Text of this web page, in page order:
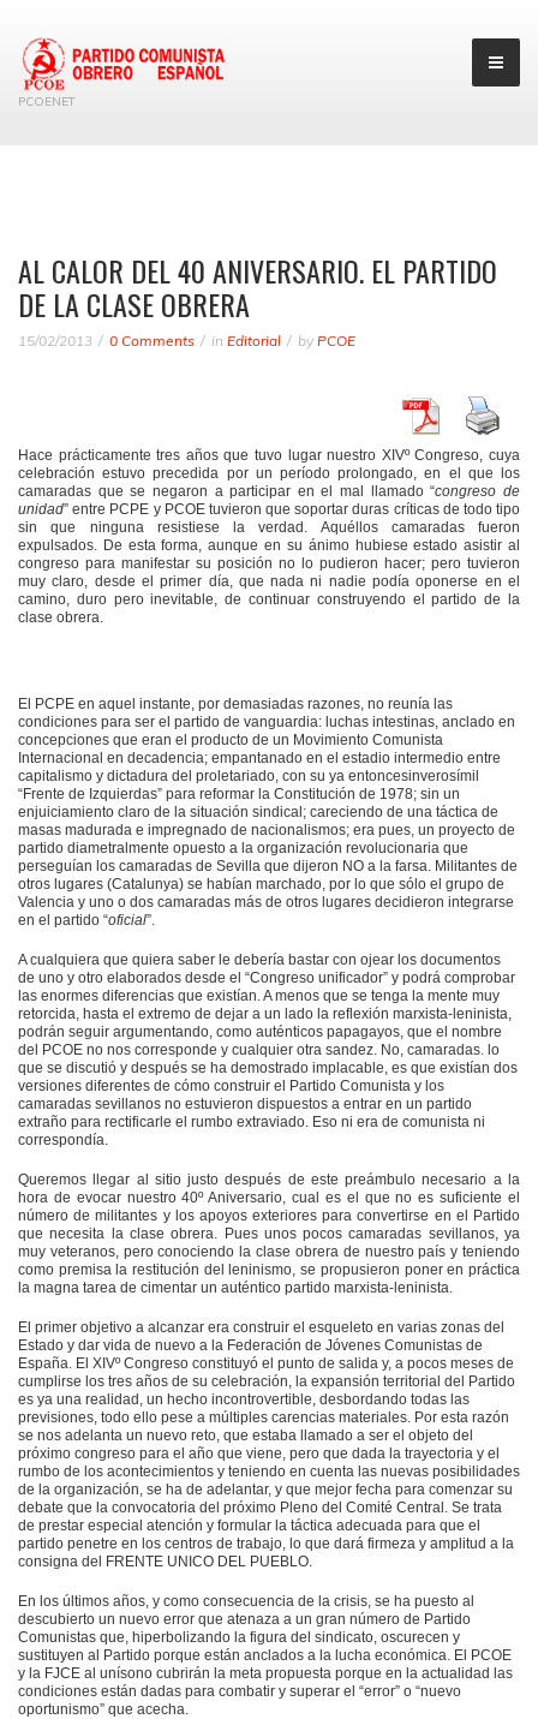
PCOENET
AL CALOR DEL 40 ANIVERSARIO. EL PARTIDO
DE LA CLASE OBRERA
15/02/2013 0 Comments in Editorial by PCOE
Hace prácticamente tres años que tuvo lugar nuestro XIVº Congreso, cuya
celebración estuvo precedida por un período prolongado, en el que los
camaradas que se negaron a participar en el mal llamado “congreso de
unidad” entre PCPE y PCOE tuvieron que soportar duras críticas de todo tipo
sin que ninguna resistiese la verdad. Aquéllos camaradas fueron
expulsados. De esta forma, aunque en su ánimo hubiese estado asistir al
congreso para manifestar su posición no lo pudieron hacer; pero tuvieron
muy claro, desde el primer día, que nada ni nadie podía oponerse en el
camino, duro pero inevitable, de continuar construyendo el partido de la
clase obrera.
El PCPE en aquel instante, por demasiadas razones, no reunía las
condiciones para ser el partido de vanguardia: luchas intestinas, anclado en
concepciones que eran el producto de un Movimiento Comunista
Internacional en decadencia; empantanado en el estadio intermedio entre
capitalismo y dictadura del proletariado, con su ya entoncesinverosímil
“Frente de Izquierdas” para reformar la Constitución de 1978; sin un
enjuiciamiento claro de la situación sindical; careciendo de una táctica de
masas madurada e impregnado de nacionalismos; era pues, un proyecto de
partido diametralmente opuesto a la organización revolucionaria que
perseguían los camaradas de Sevilla que dijeron NO a la farsa. Militantes de
otros lugares (Catalunya) se habían marchado, por lo que sólo el grupo de
Valencia y uno o dos camaradas más de otros lugares decidieron integrarse
en el partido “oficial”.
A cualquiera que quiera saber le debería bastar con ojear los documentos
de uno y otro elaborados desde el “Congreso unificador” y podrá comprobar
las enormes diferencias que existían. A menos que se tenga la mente muy
retorcida, hasta el extremo de dejar a un lado la reflexión marxista-leninista,
podrán seguir argumentando, como auténticos papagayos, que el nombre
del PCOE no nos corresponde y cualquier otra sandez. No, camaradas. lo
que se discutió y después se ha demostrado implacable, es que existían dos
versiones diferentes de cómo construir el Partido Comunista y los
camaradas sevillanos no estuvieron dispuestos a entrar en un partido
extraño para rectificarle el rumbo extraviado. Eso ni era de comunista ni
correspondía.
Queremos llegar al sitio justo después de este preámbulo necesario a la
hora de evocar nuestro 40º Aniversario, cual es el que no es suficiente el
número de militantes y los apoyos exteriores para convertirse en el Partido
que necesita la clase obrera. Pues unos pocos camaradas sevillanos, ya
muy veteranos, pero conociendo la clase obrera de nuestro país y teniendo
como premisa la restitución del leninismo, se propusieron poner en práctica
la magna tarea de cimentar un auténtico partido marxista-leninista.
El primer objetivo a alcanzar era construir el esqueleto en varias zonas del
Estado y dar vida de nuevo a la Federación de Jóvenes Comunistas de
España. El XIVº Congreso constituyó el punto de salida y, a pocos meses de
cumplirse los tres años de su celebración, la expansión territorial del Partido
es ya una realidad, un hecho incontrovertible, desbordando todas las
previsiones, todo ello pese a múltiples carencias materiales. Por esta razón
se nos adelanta un nuevo reto, que estaba llamado a ser el objeto del
próximo congreso para el año que viene, pero que dada la trayectoria y el
rumbo de los acontecimientos y teniendo en cuenta las nuevas posibilidades
de la organización, se ha de adelantar, y que mejor fecha para comenzar su
debate que la convocatoria del próximo Pleno del Comité Central. Se trata
de prestar especial atención y formular la táctica adecuada para que el
partido penetre en los centros de trabajo, lo que dará firmeza y amplitud a la
consigna del FRENTE UNICO DEL PUEBLO.
En los últimos años, y como consecuencia de la crisis, se ha puesto al
descubierto un nuevo error que atenaza a un gran número de Partido
Comunistas que, hiperbolizando la figura del sindicato, oscurecen y
sustituyen al Partido porque están anclados a la lucha económica. El PCOE
y la FJCE al unísono cubrirán la meta propuesta porque en la actualidad las
condiciones están dadas para combatir y superar el “error” o “nuevo
oportunismo” que acecha.